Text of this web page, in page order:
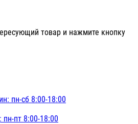
товар и нажмите кнопку
пн-сб 8:00-18:00
пт 8:00-18:00